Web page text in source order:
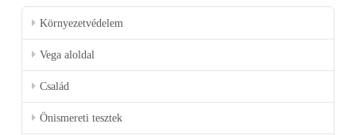
Környezetvédelem
Vega aloldal
Család
Önismereti tesztek